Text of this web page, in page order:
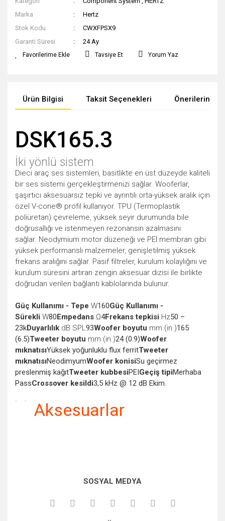
Marka
Hertz
Stok Kodu
CWXFPSX9
Garanti Süresi
24 Ay
Tavsiye Et Yorum Yaz
Ürün Bilgisi Taksit Seçenekleri Önerileriniz
DSK165.3
İki yönlü sistem
Dieci araç ses sistemleri, basitlikte en üst düzeyde kaliteli
bir ses sistemi gerçekleştirmenizi sağlar. Wooferlar,
şaşırtıcı aksesuarsız tepki ve ayrıntılı orta-yüksek aralık için
özel V-cone® profil kullanıyor. TPU (Termoplastik
poliüretan) çevreleme, yüksek seyir durumunda bile
doğrusallığı ve istenmeyen rezonansın azalmasını
sağlar. Neodymium motor düzeneği ve PEI membran gibi
yüksek performanslı malzemeler, genişletilmiş yüksek
frekans aralığını sağlar. Pasif filtreler, kurulum kolaylığını ve
kurulum süresini artıran zengin aksesuar dizisi ile birlikte
doğrudan verilen bağlantı kablolarında bulunur.
Güç Kullanımı - Tepe W160Güç Kullanımı -
Sürekli W80Empedans Ω4Frekans tepkisi Hz50 ÷
23kDuyarlılık dB SPL93Woofer boyutu mm (in.)165
(6.5)Tweeter boyutu mm (in.)24 (0.9)Woofer
mıknatısıYüksek yoğunluklu flux ferritTweeter
mıknatısıNeodimyumWoofer konisiSu geçirmez
preslenmiş kağıtTweeter kubbesiPEIGeçiş tipiMerhaba
PassCrossover kesildi3,5 kHz @ 12 dB Ekim.
Aksesuarlar
Bu ürünün fiyat bilgisi, resim, ürün açıklamalarında ve diğer
kullanarak tarafımıza iletebilirsiniz.
SOSYAL MEDYA